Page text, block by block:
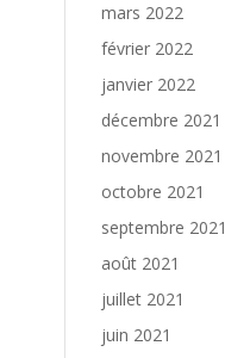
mars 2022
février 2022
janvier 2022
décembre 2021
novembre 2021
octobre 2021
septembre 2021
août 2021
juillet 2021
juin 2021